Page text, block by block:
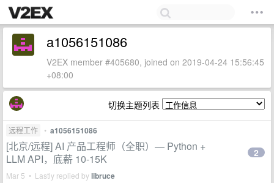
a1056151086
V2EX member #405680, joined on 2019-04-24 15:56:45
+08:00
切换主题列表
远程工作 • a1056151086
[北京/远程] AI 产品工程师（全职）— Python +
LLM API，底薪 10-15K
Mar 5 • Lastly replied bylibruce
2